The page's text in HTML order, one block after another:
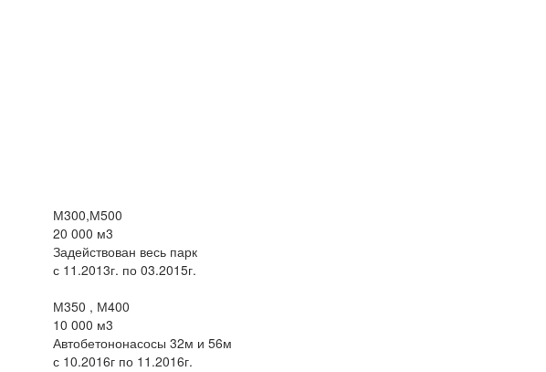
М300,М500
20 000 м3
Задействован весь парк
с 11.2013г. по 03.2015г.
М350 , М400
10 000 м3
Автобетононасосы 32м и 56м
с 10.2016г по 11.2016г.